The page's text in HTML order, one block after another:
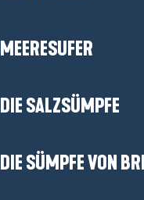
MEERESUFER
DIE SALZSÜMPFE
DIE SÜMPFE VON